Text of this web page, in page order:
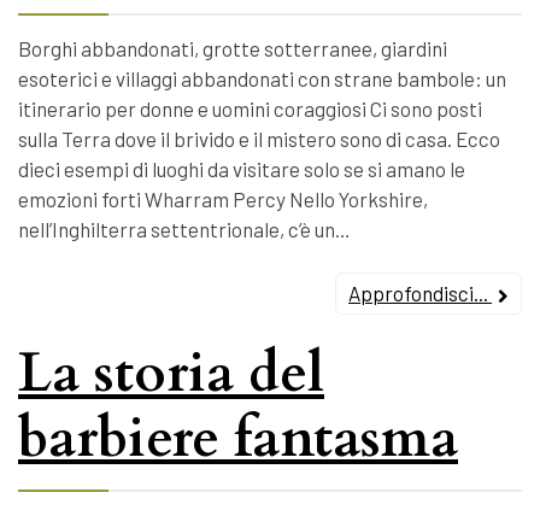
Borghi abbandonati, grotte sotterranee, giardini
esoterici e villaggi abbandonati con strane bambole: un
itinerario per donne e uomini coraggiosi Ci sono posti
sulla Terra dove il brivido e il mistero sono di casa. Ecco
dieci esempi di luoghi da visitare solo se si amano le
emozioni forti Wharram Percy Nello Yorkshire,
nell’Inghilterra settentrionale, c’è un…
Approfondisci...
La storia del
barbiere fantasma